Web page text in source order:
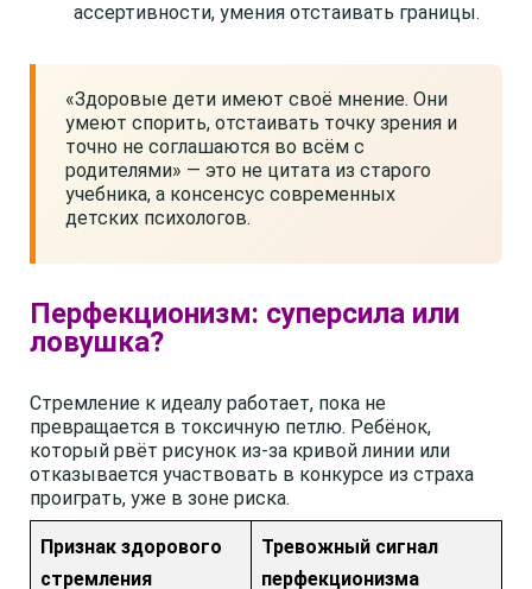
ассертивности, умения отстаивать границы.
«Здоровые дети имеют своё мнение. Они
умеют спорить, отстаивать точку зрения и
точно не соглашаются во всём с
родителями» — это не цитата из старого
учебника, а консенсус современных
детских психологов.
Перфекционизм: суперсила или
ловушка?
Стремление к идеалу работает, пока не
превращается в токсичную петлю. Ребёнок,
который рвёт рисунок из-за кривой линии или
отказывается участвовать в конкурсе из страха
проиграть, уже в зоне риска.
Признак здорового
стремления
Тревожный сигнал
перфекционизма